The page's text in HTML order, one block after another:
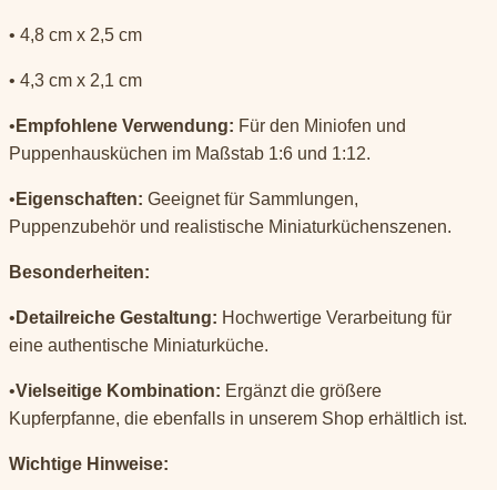
• 4,8 cm x 2,5 cm
• 4,3 cm x 2,1 cm
• Empfohlene Verwendung: Für den Miniofen und
Puppenhausküchen im Maßstab 1:6 und 1:12.
• Eigenschaften: Geeignet für Sammlungen,
Puppenzubehör und realistische Miniaturküchenszenen.
Besonderheiten:
• Detailreiche Gestaltung: Hochwertige Verarbeitung für
eine authentische Miniaturküche.
•Vielseitige Kombination: Ergänzt die größere
Kupferpfanne, die ebenfalls in unserem Shop erhältlich ist.
Wichtige Hinweise: